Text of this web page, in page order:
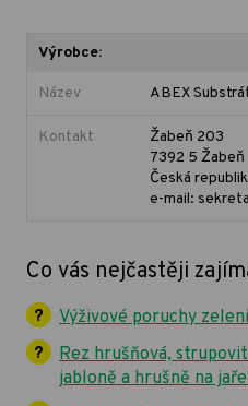
Výrobce:
Název ABEX
Kontakt
Žabeň 203
7392 5 Žabeň
Česká
e-mail:
Co vás nejčastěji
Výživové poruchy
Rez hrušňová,
jabloně a hrušně na